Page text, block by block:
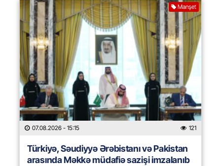
Manşet
07.08.2026 - 15:15 121
Türkiyə, Səudiyyə Ərəbistanı və Pakistan
arasında Məkkə müdafiə sazişi imzalanıb